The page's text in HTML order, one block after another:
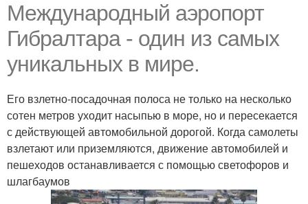
Международный аэропорт
Гибралтара - один из самых
уникальных в мире.
Его взлетно-посадочная полоса не только на несколько
сотен метров уходит насыпью в море, но и пересекается
с действующей автомобильной дорогой. Когда самолеты
взлетают или приземляются, движение автомобилей и
пешеходов останавливается с помощью светофоров и
шлагбаумов